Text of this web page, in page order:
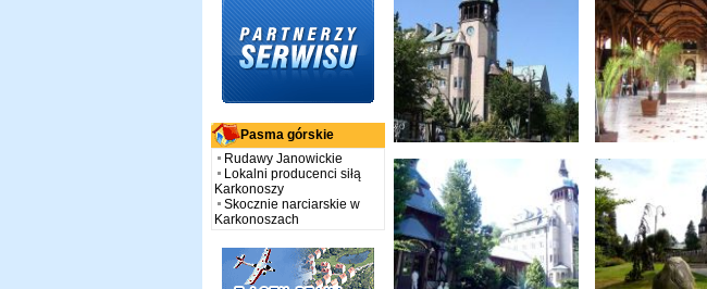
Pasma górskie
Rudawy Janowickie
Lokalni producenci siłą
Karkonoszy
Skocznie narciarskie w
Karkonoszach